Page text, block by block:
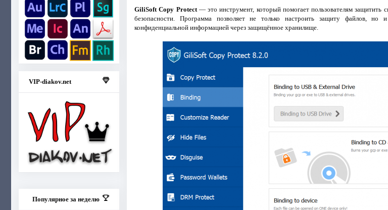
VIP-diakov.net
Популярное за неделю
GiliSoft Copy Protect— это инструмент, который помогает пользователям
безопасности. Программа позволяет не только настроить защиту файлов,
конфиденциальной информацией через защищённое хранилище.